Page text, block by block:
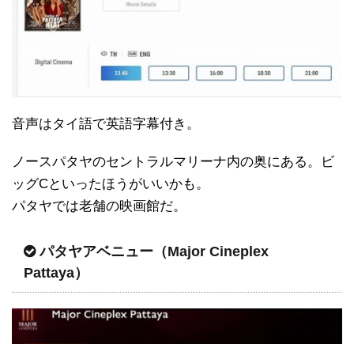
音声はタイ語で英語字幕付き。
ノースパタヤのセントラルマリーナ内の奥にある。ビ
ッグCといったほうがいいかも。
パタヤでは老舗の映画館だ。
パタヤアベニュー（Major Cineplex
Pattaya）